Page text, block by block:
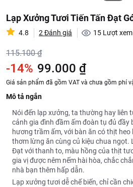
Lạp Xưởng Tươi Tiến Tấn Đạt
4.8 2 Đánh giá 15 Lượt xem
115.100 ₫
-14% 99.000 ₫
Giá sản phẩm đã gồm VAT và chưa gồm phí
Mô tả ngắn
Nói đến lạp xưởng, ta thường hay liên
cảnh gia đình đầm ấm đoàn tụ đủ đầy
hương trầm ấm, với bàn ăn có thịt
thơm lừng ăn cùng củ kiệu chua ngọt.
Đạt với thanh to, màu hồng của thịt
gia vị được nêm nếm hài hòa, chắc
nhà bạn thêm hấp dẫn.
Lạp xưởng tươi dễ chế biến, chỉ cần